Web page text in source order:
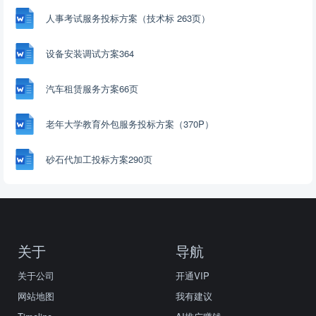
人事考试服务投标方案（技术标 263页）
设备安装调试方案364
汽车租赁服务方案66页
老年大学教育外包服务投标方案（370P）
砂石代加工投标方案290页
关于
关于公司
网站地图
导航
开通VIP
我有建议